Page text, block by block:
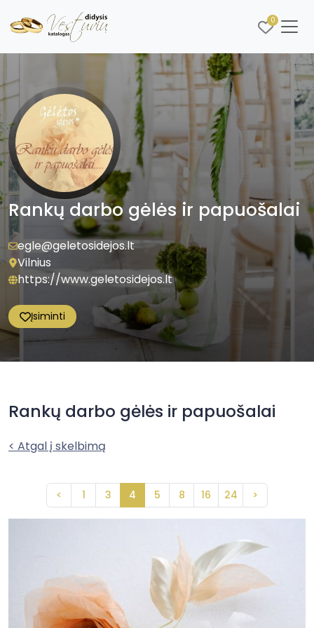
0
Rankų darbo gėlės ir papuošalai
egle@geletosidejos.lt
Vilnius
https://www.geletosidejos.lt
Įsiminti
Rankų darbo gėlės ir papuošalai
< Atgal į skelbimą
< 1 3 4 5 8 16 24 >